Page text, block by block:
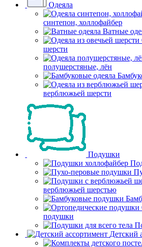
Одеяла
синтепон, холлофайбер
Ватные
шерсти
полушерстяные, лён
верблюжьей шерсти
Подушки
верблюжьей шерстью
подушки
Детский